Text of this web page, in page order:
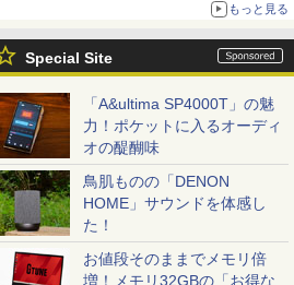
もっと見る
Special Site
「A&ultima SP4000T」の魅
力！ポケットに入るオーディ
オの醍醐味
鳥肌ものの「DENON
HOME」サウンドを体感し
た！
お値段そのままでメモリ倍
増！メモリ32GBの「お得な